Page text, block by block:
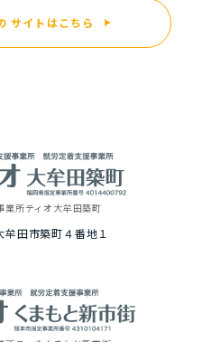
サイトはこちら
業所ティオ⼤牟⽥築町
牟⽥市築町４番地１